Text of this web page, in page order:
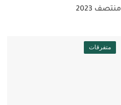
منتصف 2023
متفرقات